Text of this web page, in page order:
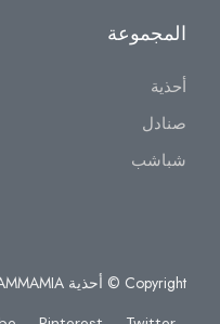
المجموعة
أحذية
صنادل
شباشب
Copyright © أحذية MAMMAMIA. جميع الحقوق محفوظة.